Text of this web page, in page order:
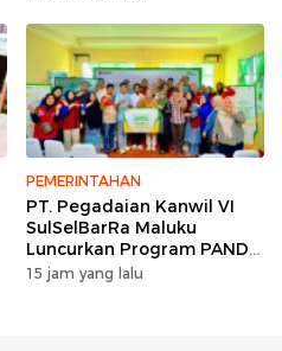
PEMERINTAHAN
PT. Pegadaian Kanwil VI
SulSelBarRa Maluku
Luncurkan Program PANDE
EMAS untuk Perkuat
15 jam yang lalu